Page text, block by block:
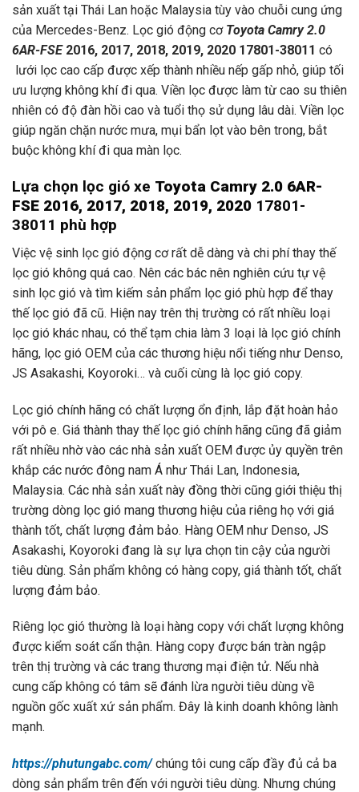
sản xuất tại Thái Lan hoặc Malaysia tùy vào chuỗi cung ứng
của Mercedes-Benz. Lọc gió động cơ Toyota Camry 2.0
6AR-FSE 2016, 2017, 2018, 2019, 2020 17801-38011 có
lưới lọc cao cấp được xếp thành nhiều nếp gấp nhỏ, giúp tối
ưu lượng không khí đi qua. Viền lọc được làm từ cao su thiên
nhiên có độ đàn hồi cao và tuổi thọ sử dụng lâu dài. Viền lọc
giúp ngăn chặn nước mưa, mụi bẩn lọt vào bên trong, bắt
buộc không khí đi qua màn lọc.
Lựa chọn lọc gió xe Toyota Camry 2.0 6AR-
FSE 2016, 2017, 2018, 2019, 2020 17801-
38011 phù hợp
Việc vệ sinh lọc gió động cơ rất dễ dàng và chi phí thay thế
lọc gió không quá cao. Nên các bác nên nghiên cứu tự vệ
sinh lọc gió và tìm kiếm sản phẩm lọc gió phù hợp để thay
thế lọc gió đã cũ. Hiện nay trên thị trường có rất nhiều loại
lọc gió khác nhau, có thể tạm chia làm 3 loại là lọc gió chính
hãng, lọc gió OEM của các thương hiệu nổi tiếng như Denso,
JS Asakashi, Koyoroki… và cuối cùng là lọc gió copy.
Lọc gió chính hãng có chất lượng ổn định, lắp đặt hoàn hảo
với pô e. Giá thành thay thế lọc gió chính hãng cũng đã giảm
rất nhiều nhờ vào các nhà sản xuất OEM được ủy quyền trên
khắp các nước đông nam Á như Thái Lan, Indonesia,
Malaysia. Các nhà sản xuất này đồng thời cũng giới thiệu thị
trường dòng lọc gió mang thương hiệu của riêng họ với giá
thành tốt, chất lượng đảm bảo. Hàng OEM như Denso, JS
Asakashi, Koyoroki đang là sự lựa chọn tin cậy của người
tiêu dùng. Sản phẩm không có hàng copy, giá thành tốt, chất
lượng đảm bảo.
Riêng lọc gió thường là loại hàng copy với chất lượng không
được kiểm soát cẩn thận. Hàng copy được bán tràn ngập
trên thị trường và các trang thương mại điện tử. Nếu nhà
cung cấp không có tâm sẽ đánh lừa người tiêu dùng về
nguồn gốc xuất xứ sản phẩm. Đây là kinh doanh không lành
mạnh.
https://phutungabc.com/chúng tôi cung cấp đầy đủ cả ba
dòng sản phẩm trên đến với người tiêu dùng. Nhưng chúng